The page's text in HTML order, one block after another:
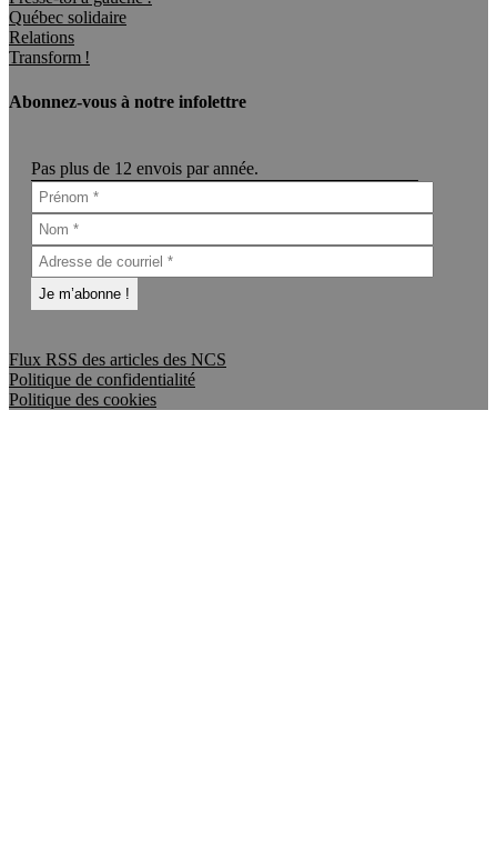
Québec solidaire
Relations
Transform !
Abonnez-vous à notre infolettre
Pas plus de 12 envois par année.
Flux RSS des articles des NCS
Politique de confidentialité
Politique des cookies